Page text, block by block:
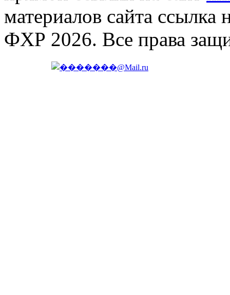
материалов сайта ссылка
ФХР 2026. Все права